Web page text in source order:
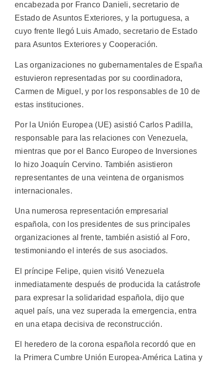
encabezada por Franco Danieli, secretario de
Estado de Asuntos Exteriores, y la portuguesa, a
cuyo frente llegó Luis Amado, secretario de Estado
para Asuntos Exteriores y Cooperación.
Las organizaciones no gubernamentales de España
estuvieron representadas por su coordinadora,
Carmen de Miguel, y por los responsables de 10 de
estas instituciones.
Por la Unión Europea (UE) asistió Carlos Padilla,
responsable para las relaciones con Venezuela,
mientras que por el Banco Europeo de Inversiones
lo hizo Joaquín Cervino. También asistieron
representantes de una veintena de organismos
internacionales.
Una numerosa representación empresarial
española, con los presidentes de sus principales
organizaciones al frente, también asistió al Foro,
testimoniando el interés de sus asociados.
El príncipe Felipe, quien visitó Venezuela
inmediatamente después de producida la catástrofe
para expresar la solidaridad española, dijo que
aquel país, una vez superada la emergencia, entra
en una etapa decisiva de reconstrucción.
El heredero de la corona española recordó que en
la Primera Cumbre Unión Europea-América Latina y